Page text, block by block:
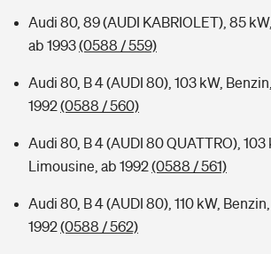
Audi 80, 89 (AUDI KABRIOLET), 85
ab 1993(0588 / 559)
Audi 80, B 4 (AUDI 80), 103 kW,
1992(0588 / 560)
Audi 80, B 4 (AUDI 80 QUATTRO), 103
Limousine, ab 1992(0588 / 561)
Audi 80, B 4 (AUDI 80), 110 kW,
1992(0588 / 562)